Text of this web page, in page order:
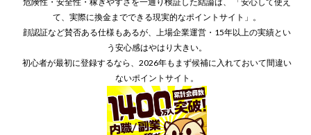
て、実際に換金までできる現実的なポイントサイト」。
顔認証など賛否ある仕様もあるが、上場企業運営・15年以上の実績とい
う安心感はやはり大きい。
初心者が最初に登録するなら、2026年もまず候補に入れておいて間違い
ないポイントサイト。